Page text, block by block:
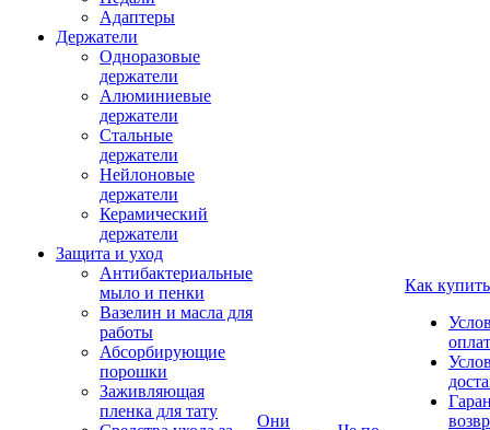
Адаптеры
Держатели
Одноразовые
держатели
Алюминиевые
держатели
Стальные
держатели
Нейлоновые
держатели
Керамический
держатели
Защита и уход
Антибактериальные
мыло и пенки
Вазелин и масла для
работы
Абсорбирующие
порошки
Заживляющая
пленка для тату
Они
Как купить